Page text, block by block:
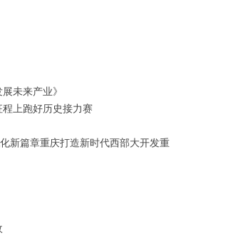
未来产业》
程上跑好历史接力赛
新篇章重庆打造新时代西部大开发重